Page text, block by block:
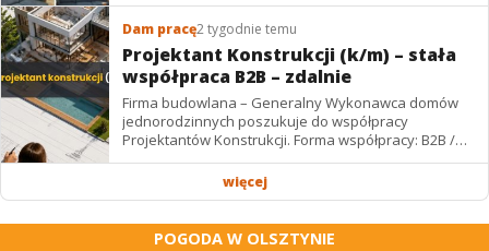
Dam pracę2 tygodnie temu
Projektant Konstrukcji (k/m) – stała
współpraca B2B – zdalnie
Firma budowlana – Generalny Wykonawca domów
jednorodzinnych poszukuje do współpracy
Projektantów Konstrukcji. Forma współpracy: B2B /
podwykonawstwo – zdalnie. Wynagrodzenie: ✔
więcej
POGODA W OLSZTYNIE